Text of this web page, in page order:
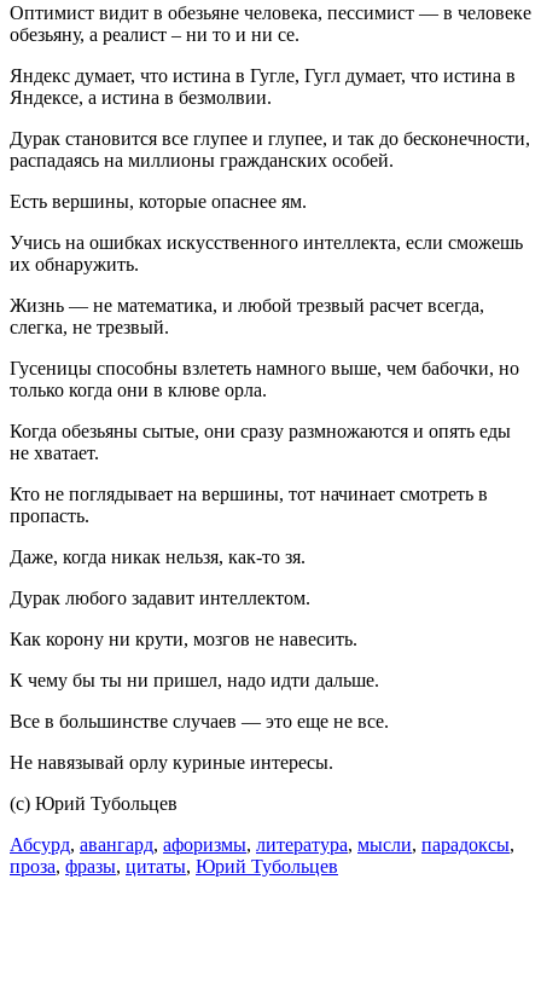
Оптимист видит в обезьяне человека, пессимист — в человеке
обезьяну, а реалист – ни то и ни се.
Яндекс думает, что истина в Гугле, Гугл думает, что истина в
Яндексе, а истина в безмолвии.
Дурак становится все глупее и глупее, и так до бесконечности,
распадаясь на миллионы гражданских особей.
Есть вершины, которые опаснее ям.
Учись на ошибках искусственного интеллекта, если сможешь
их обнаружить.
Жизнь — не математика, и любой трезвый расчет всегда,
слегка, не трезвый.
Гусеницы способны взлететь намного выше, чем бабочки, но
только когда они в клюве орла.
Когда обезьяны сытые, они сразу размножаются и опять еды
не хватает.
Кто не поглядывает на вершины, тот начинает смотреть в
пропасть.
Даже, когда никак нельзя, как-то зя.
Дурак любого задавит интеллектом.
Как корону ни крути, мозгов не навесить.
К чему бы ты ни пришел, надо идти дальше.
Все в большинстве случаев — это еще не все.
Не навязывай орлу куриные интересы.
(с) Юрий Тубольцев
Абсурд, авангард, афоризмы, литература, мысли, парадоксы,
проза, фразы, цитаты, Юрий Тубольцев